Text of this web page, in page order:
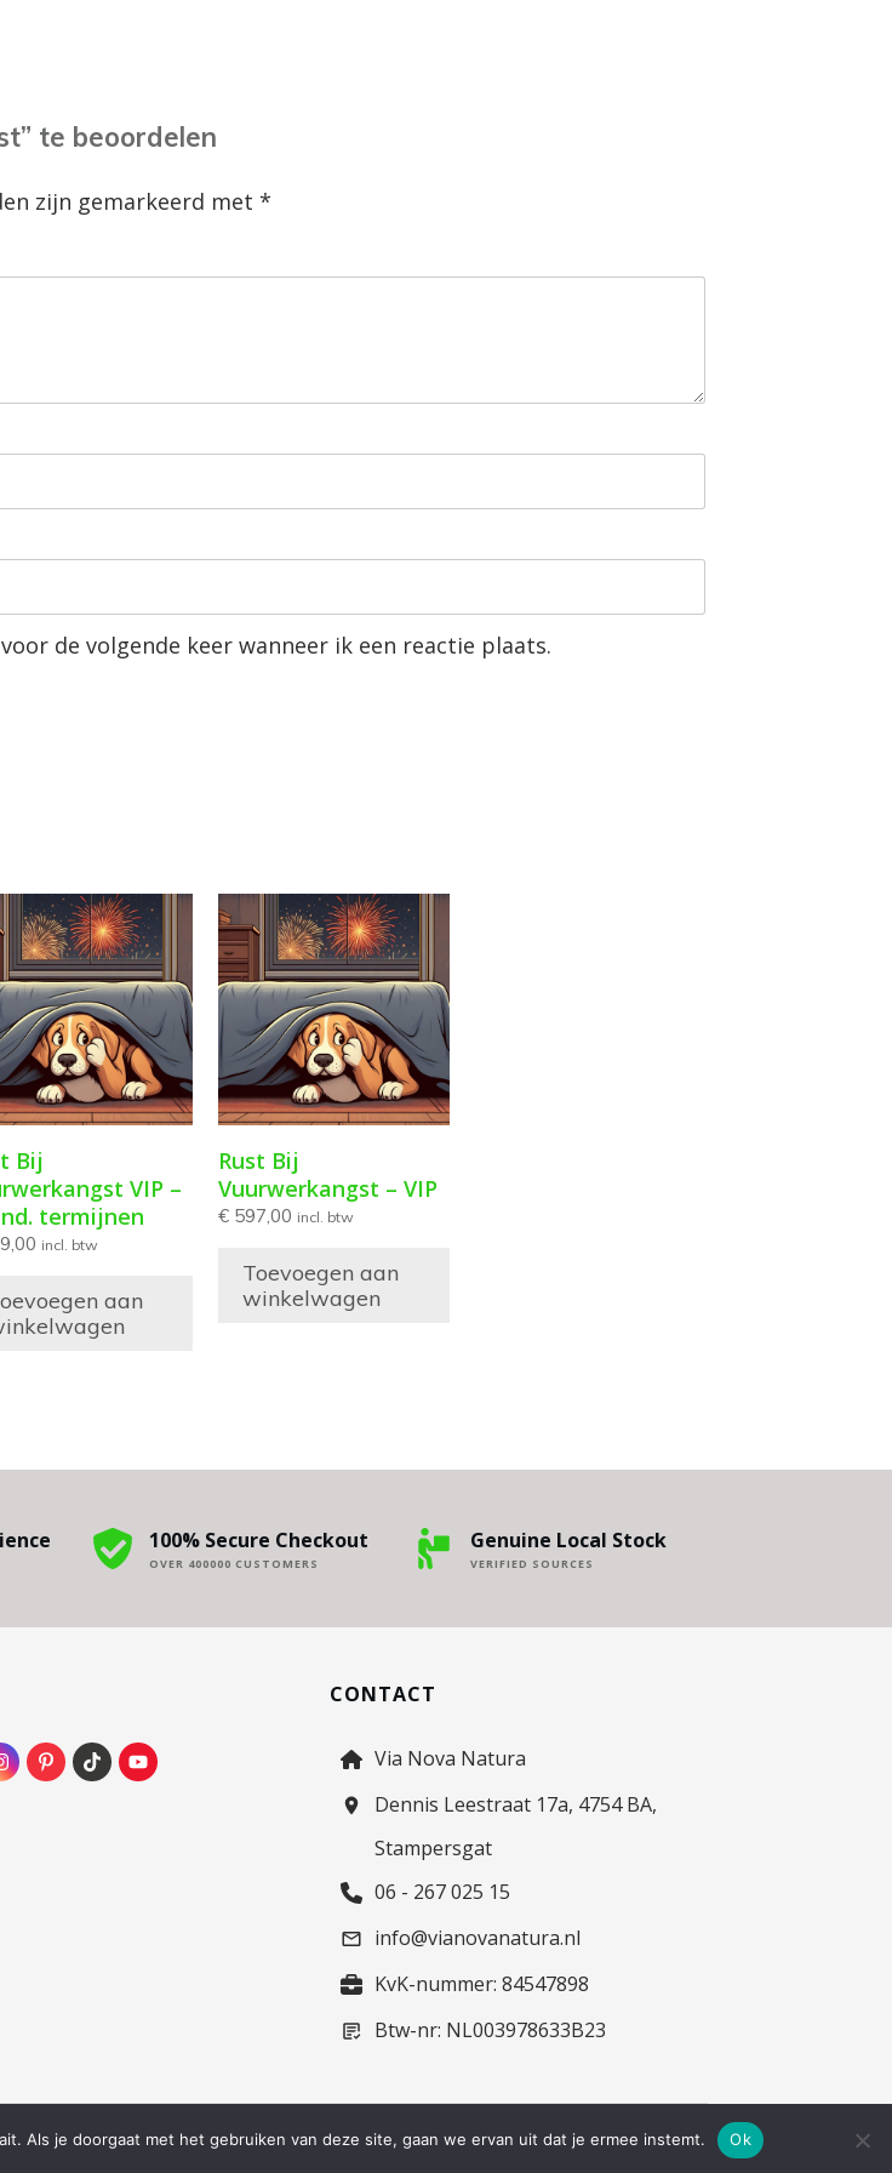
te beoordelen
zijn gemarkeerd met *
de volgende keer wanneer ik een reactie plaats.
Bij
VIP –
termijnen
incl. btw
aan
Rust Bij
Vuurwerkangst – VIP
€597,00 incl. btw
Toevoegen aan
winkelwagen
100% Secure Checkout
OVER 400000 CUSTOMERS
Genuine Local Stock
VERIFIED SOURCES
CONTACT
Via Nova Natura
Dennis Leestraat 17a, 4754 BA,
Stampersgat
06 - 267 025 15
info@vianovanatura.nl
KvK-nummer: 84547898
Btw-nr: NL003978633B23
Via Nova Natura
Als je doorgaat met het gebruiken van deze site, gaan we ervan uit dat je ermee instemt. Ok